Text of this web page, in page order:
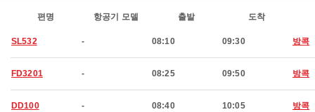
편명 항공기 모델 출발 도착
SL532 - 08:10 09:30 방콕
FD3201 - 08:25 09:50 방콕
DD100 - 08:40 10:05 방콕